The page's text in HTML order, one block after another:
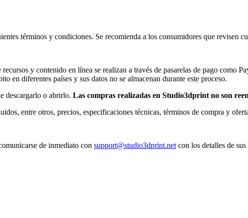
términos y condiciones. Se recomienda a los consumidores que revisen
y contenido en línea se realizan a través de pasarelas de pago como
en diferentes países y sus datos no se almacenan durante este proceso.
descargarlo o abrirlo. Las compras realizadas en Studio3dprint no son
entre otros, precios, especificaciones técnicas, términos de compra y
de inmediato con support@studio3dprint.net con los detalles de